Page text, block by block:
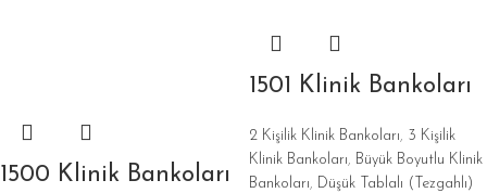
1500 Klinik Bankoları
1501 Klinik Bankoları
2 Kişilik Klinik Bankoları, 3 Kişilik
Klinik Bankoları, Büyük Boyutlu Klinik
Bankoları, Düşük Tablalı (Tezgahlı)